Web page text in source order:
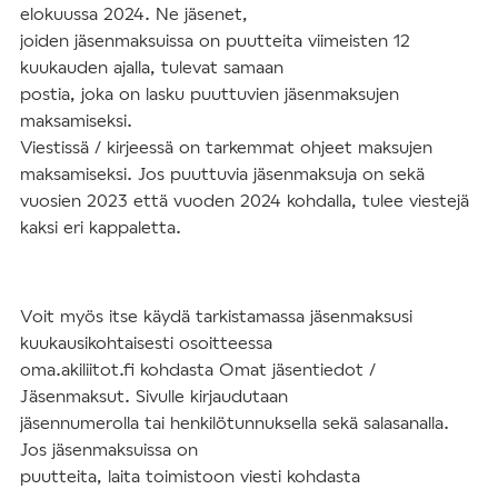
elokuussa 2024. Ne jäsenet,
joiden jäsenmaksuissa on puutteita viimeisten 12
kuukauden ajalla, tulevat samaan
postia, joka on lasku puuttuvien jäsenmaksujen
maksamiseksi.
Viestissä / kirjeessä on tarkemmat ohjeet maksujen
maksamiseksi. Jos puuttuvia jäsenmaksuja on sekä
vuosien 2023 että vuoden 2024 kohdalla, tulee viestejä
kaksi eri kappaletta.
Voit myös itse käydä tarkistamassa jäsenmaksusi
kuukausikohtaisesti osoitteessa
oma.akiliitot.fi kohdasta Omat jäsentiedot /
Jäsenmaksut . Sivulle kirjaudutaan
jäsennumerolla tai henkilötunnuksella sekä salasanalla.
Jos jäsenmaksuissa on
puutteita, laita toimistoon viesti kohdasta